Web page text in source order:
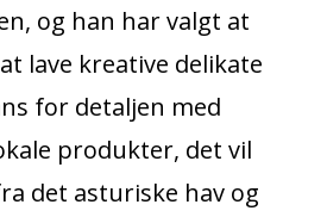
og han har valgt at
lave kreative delikate
for detaljen med
produkter, det vil
det asturiske hav og